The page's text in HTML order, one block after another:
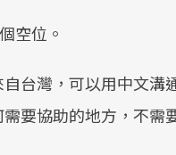
空位。
台灣，可以用中文溝
要協助的地方，不需